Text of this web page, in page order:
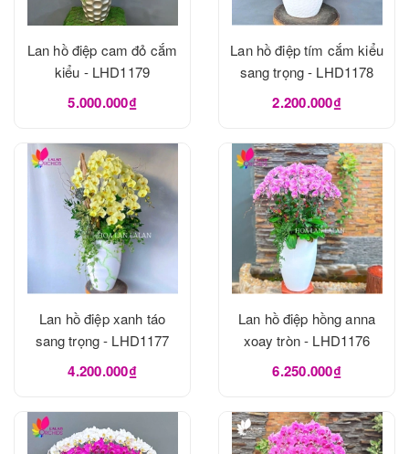
Lan hồ điệp cam đỏ cắm
kiểu - LHD1179
5.000.000₫
Lan hồ điệp tím cắm kiểu
sang trọng - LHD1178
2.200.000₫
Lan hồ điệp xanh táo
sang trọng - LHD1177
4.200.000₫
Lan hồ điệp hồng anna
xoay tròn - LHD1176
6.250.000₫